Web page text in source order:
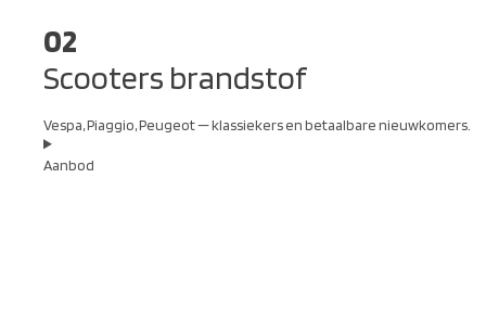
02
Scooters brandstof
Vespa, Piaggio, Peugeot — klassiekers en betaalbare nieuwkomers.
Aanbod